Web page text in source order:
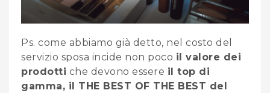
Ps. come abbiamo già detto, nel costo del
servizio sposa incide non poco il valore dei
prodotti che devono essere il top di
gamma, il THE BEST OF THE BEST del